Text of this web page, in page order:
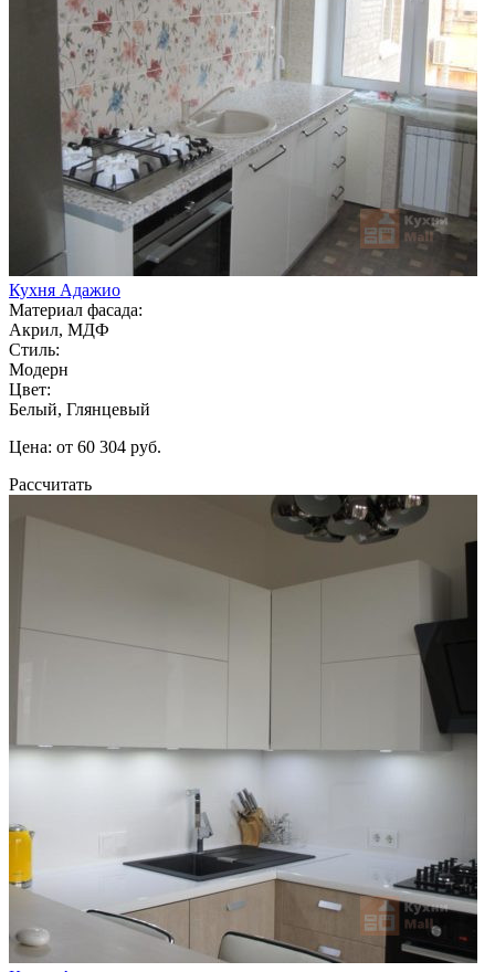
Кухня Адажио
Материал фасада:
Акрил, МДФ
Стиль:
Модерн
Цвет:
Белый, Глянцевый
Цена: от 60 304 руб.
Рассчитать